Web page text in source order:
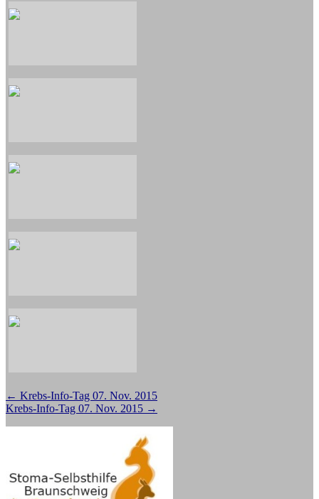
Beitragsnavigation
← Krebs-Info-Tag 07. Nov. 2015
Krebs-Info-Tag 07. Nov. 2015 →